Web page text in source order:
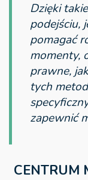
Dzięki
podejściu,
pomagać
momenty,
prawne,
tych
zapewnić
CENTRUM